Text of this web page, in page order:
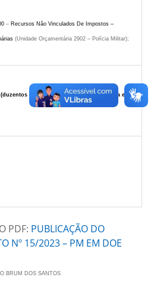
– Recursos Não Vinculados De Impostos –
(Unidade Orçamentária 2902 – Polícia Militar);
(duzentos e três mil novecentos e cinquenta e
PDF: PUBLICAÇÃO DO
Nº 15/2023 – PM EM DOE
BRUM DOS SANTOS